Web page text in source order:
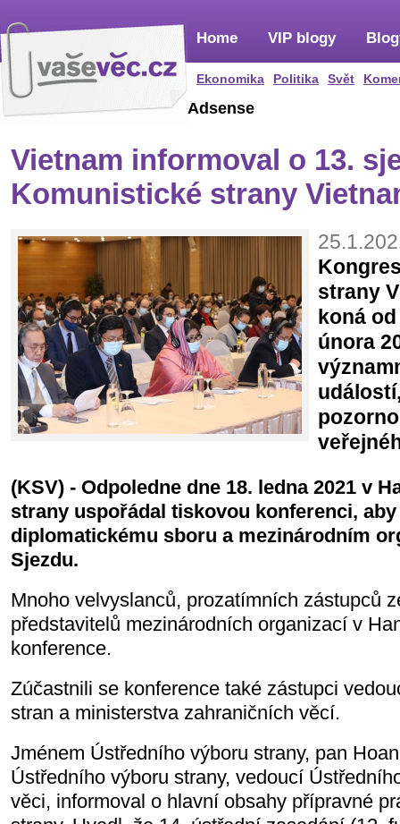
Home
Ekonomika Politika Svět
VIP blogy
Adsense
Vietnam informoval o 13.
Komunistické strany
strany
koná
února
(KSV) - Odpoledne dne 18. ledna 2021 v
strany uspořádal tiskovou konferenci,
diplomatickému sboru a mezinárodním
Sjezdu.
Mnoho velvyslanců, prozatímních zástupců
představitelů mezinárodních organizací v
konference.
Zúčastnili se konference také zástupci
stran a ministerstva zahraničních věcí.
Jménem Ústředního výboru strany, pan
Ústředního výboru strany, vedoucí
věci, informoval o hlavní obsahy přípravné